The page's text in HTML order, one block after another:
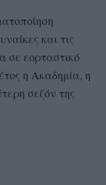
και τις
σε εορταστικό
η Ακαδημία, η
σεζόν της